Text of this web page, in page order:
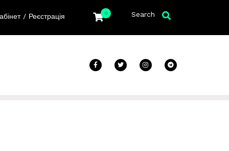
/ Реєстрація 0 Search